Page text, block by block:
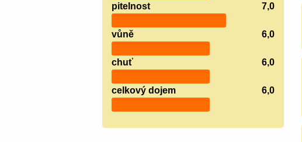
pitelnost 7,0
vůně 6,0
chuť 6,0
celkový dojem 6,0